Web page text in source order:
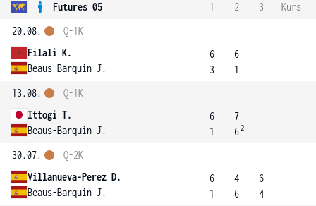
Futures 05 1 2 3
Kurs
20.08.
Filali K.
Beaus-Barquin J.
Q-1K
6
3
6
1
13.08.
Ittogi T.
Beaus-Barquin J.
Q-1K
6
1
7
62
30.07.
Villanueva-Perez D.
Beaus-Barquin J.
Q-2K
6
1
4
6
6
4